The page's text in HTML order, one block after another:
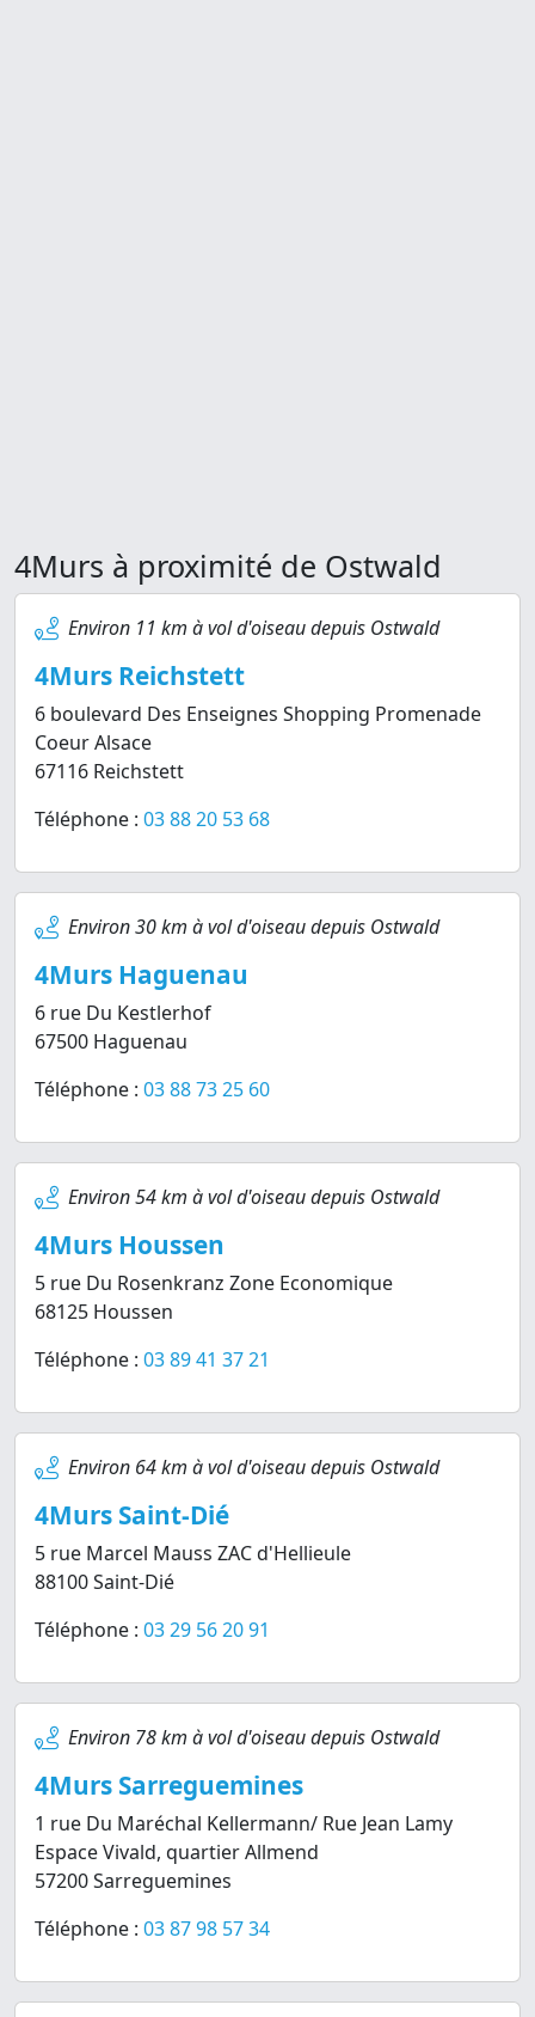
4Murs à proximité de Ostwald
Environ 11 km à vol d'oiseau depuis Ostwald
4Murs Reichstett
6 boulevard Des Enseignes Shopping Promenade
Coeur Alsace
67116 Reichstett
Téléphone : 03 88 20 53 68
Environ 30 km à vol d'oiseau depuis Ostwald
4Murs Haguenau
6 rue Du Kestlerhof
67500 Haguenau
Téléphone : 03 88 73 25 60
Environ 54 km à vol d'oiseau depuis Ostwald
4Murs Houssen
5 rue Du Rosenkranz Zone Economique
68125 Houssen
Téléphone : 03 89 41 37 21
Environ 64 km à vol d'oiseau depuis Ostwald
4Murs Saint-Dié
5 rue Marcel Mauss ZAC d'Hellieule
88100 Saint-Dié
Téléphone : 03 29 56 20 91
Environ 78 km à vol d'oiseau depuis Ostwald
4Murs Sarreguemines
1 rue Du Maréchal Kellermann/ Rue Jean Lamy
Espace Vivald, quartier Allmend
57200 Sarreguemines
Téléphone : 03 87 98 57 34